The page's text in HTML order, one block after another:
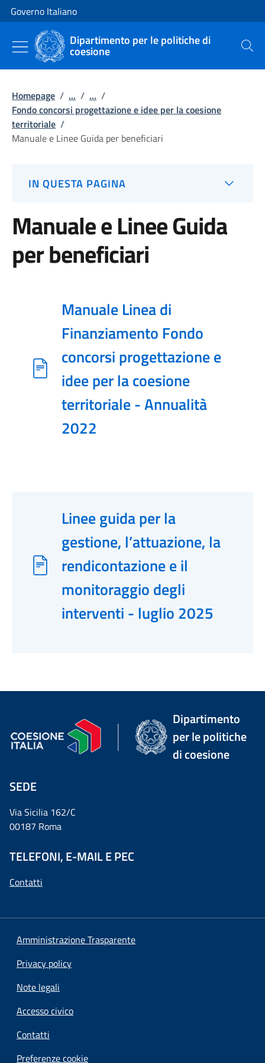
Vai al contenuto
Vai alla navigazione del sito
Governo Italiano
Dipartimento per le politiche di
coesione Cerca
Homepage / ... / ... /
Fondo concorsi progettazione e idee per la coesione
territoriale /
Manuale e Linee Guida per beneficiari
IN QUESTA PAGINA
Manuale e Linee Guida
per beneficiari
Manuale Linea di
Finanziamento Fondo
concorsi progettazione e
idee per la coesione
territoriale - Annualità
2022
Linee guida per la
gestione, l’attuazione, la
rendicontazione e il
monitoraggio degli
interventi - luglio 2025
Dipartimento
per le politiche
di coesione
SEDE
Via Sicilia 162/C
00187 Roma
TELEFONI, E-MAIL E PEC
Contatti
Amministrazione Trasparente
Privacy policy
Note legali
Accesso civico
Contatti
Preferenze cookie